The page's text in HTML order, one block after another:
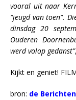
vooral uit naar
“jeugd van toen”.
dinsdag 20
Ouderen
werd volop gedanst”
Kijkt en geniet!
bron: de Berichten